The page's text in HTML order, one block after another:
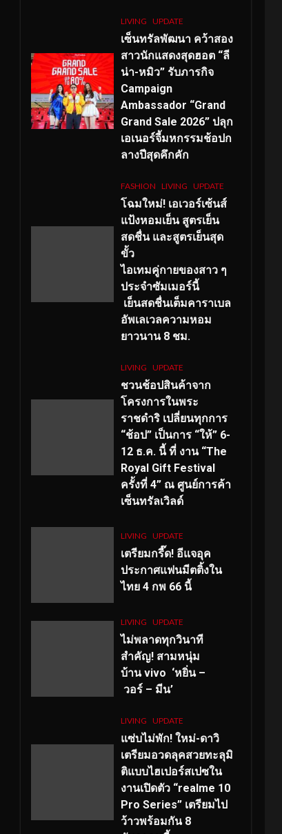
LIVING UPDATE
เซ็นทรัลพัฒนา คว้าสอง
สาวนักแสดงสุดฮอต “ลี
น่า-หมิว” รับภารกิจ
Campaign
Ambassador “Grand
Grand Sale 2026” ปลุก
เอเนอร์จี้มหกรรมช้อปก
ลางปีสุดคึกคัก
FASHION LIVING UPDATE
โฉมใหม่! เอเวอร์เซ้นส์
แป้งหอมเย็น สูตรเย็น
สดชื่น และสูตรเย็นสุด
ขั้ว
ไอเทมคู่กายของสาว ๆ
ประจำซัมเมอร์นี้
เย็นสดชื่นเต็มคาราเบล
อัพเลเวลความหอม
ยาวนาน 8 ชม.
LIVING UPDATE
ชวนช้อปสินค้าจาก
โครงการในพระ
ราชดำริ เปลี่ยนทุกการ
“ช้อป” เป็นการ “ให้” 6-
12 ธ.ค. นี้ ที่ งาน “The
Royal Gift Festival
ครั้งที่ 4” ณ ศูนย์การค้า
เซ็นทรัลเวิลด์
LIVING UPDATE
เตรียมกรี๊ด! อีแจอุค
ประกาศแฟนมีตติ้งใน
ไทย 4 กพ 66 นี้
LIVING UPDATE
ไม่พลาดทุกวินาที
สำคัญ! สามหนุ่ม
บ้าน vivo ‘หยิ่น –
วอร์ – มีน’
LIVING UPDATE
แซ่บไม่พัก! ใหม่-ดาวิ
เตรียมอวดลุคสวยทะลุมิ
ติแบบไฮเปอร์สเปซใน
งานเปิดตัว “realme 10
Pro Series” เตรียมไป
ว้าวพร้อมกัน 8